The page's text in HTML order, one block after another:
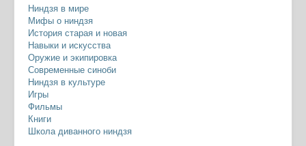
Ниндзя в мире
Мифы о ниндзя
История старая и новая
Навыки и искусства
Оружие и экипировка
Современные синоби
Ниндзя в культуре
Игры
Фильмы
Книги
Школа диванного ниндзя